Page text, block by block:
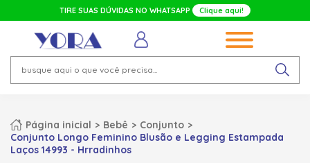
TIRE SUAS DÚVIDAS NO WHATSAPP Clique aqui!
Página inicial Bebê
Conjunto
Conjunto Longo Feminino Blusão e Legging Estampada
Laços 14993 - Hrradinhos